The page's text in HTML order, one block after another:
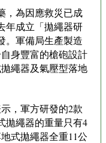
，為因應救災已成
年成立「拋繩器研
。軍備局生產製造
身豐富的槍砲設計
繩器及氣壓型落地
，軍方研發的2款
拋繩器的重量只有4
式拋繩器全重11公